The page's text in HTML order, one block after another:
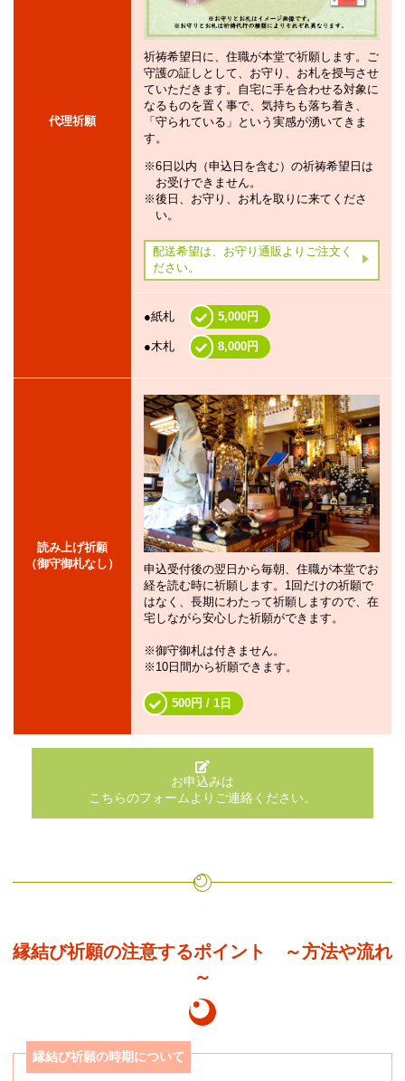
代理祈願
祈祷希望日に、住職が本堂で祈願します。ご
守護の証しとして、お守り、お札を授与させ
ていただきます。自宅に手を合わせる対象に
なるものを置く事で、気持ちも落ち着き、
「守られている」という実感が湧いてきま
す。
6日以内（申込日を含む）の祈祷希望日は
お受けできません。
後日、お守り、お札を取りに来てくださ
い。
配送希望は、お守り通販よりご注文く
ださい。
●紙札 5,000円
●木札 8,000円
読み上げ祈願
（御守御札なし）
申込受付後の翌日から毎朝、住職が本堂でお
経を読む時に祈願します。1回だけの祈願で
はなく、長期にわたって祈願しますので、在
宅しながら安心した祈願ができます。
※御守御札は付きません。
※10日間から祈願できます。
500円 / 1日
お申込みは
こちらのフォームよりご連絡ください。
縁結び祈願の注意するポイント ～方法や流れ
～
縁結び祈願の時期について